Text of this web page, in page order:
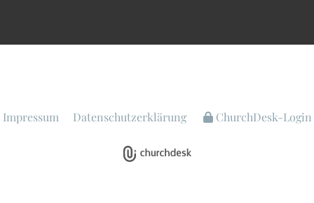
Impressum Datenschutzerklärung ChurchDesk-Login